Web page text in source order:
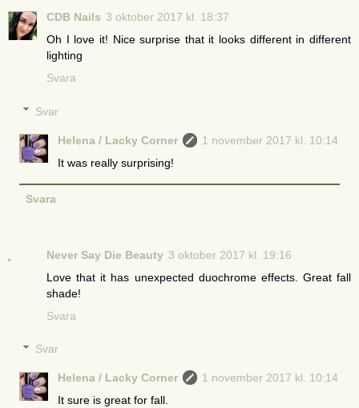
CDB Nails 3 oktober 2017 kl. 18:37
Oh I love it! Nice surprise that it looks different in different
lighting
Svara
Svar
Helena / Lacky Corner
1 november 2017 kl. 10:14
It was really surprising!
Svara
Never Say Die Beauty 3 oktober 2017 kl. 19:16
Love that it has unexpected duochrome effects. Great fall
shade!
Svara
Svar
Helena / Lacky Corner
1 november 2017 kl. 10:14
It sure is great for fall.